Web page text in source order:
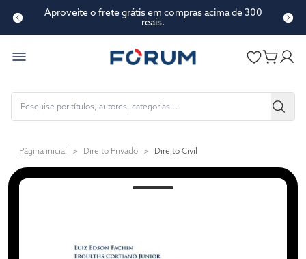
Aproveite o frete grátis em compras acima de 300
reais.
Página inicial > Direito Privado > Direito Civil